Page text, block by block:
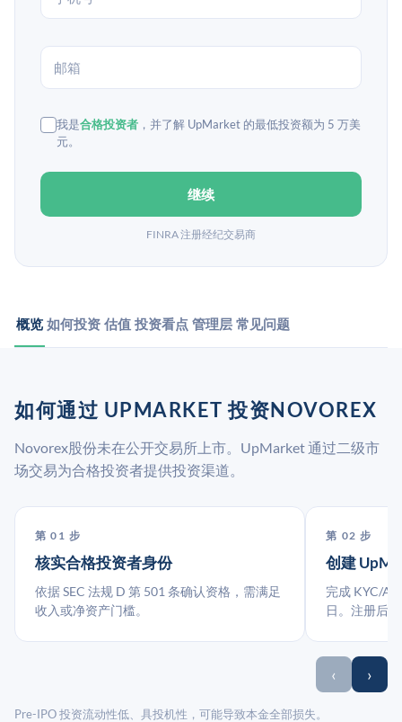
我是合格投资者 ，并了解 UpMarket 的最低投资额为 5 万美
元。
继续
FINRA 注册经纪交易商
概览 如何投资 估值 投资看点 管理层 常见问题
如何通过 UPMARKET 投资NOVOREX
Novorex股份未在公开交易所上市。UpMarket 通过二级市
场交易为合格投资者提供投资渠道。
第 01 步
核实合格投资者身份
依据 SEC 法规 D 第 501 条确认资格，需满足
收入或净资产门槛。
第 02 步
创建
完成 KYC/
日。注册后
‹ ›
Pre-IPO 投资流动性低、具投机性，可能导致本金全部损失。